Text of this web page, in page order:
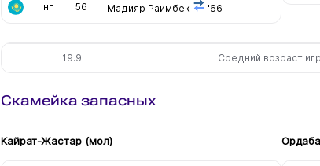
нп 56 Мадияр Раимбек '66
19.9 Средний возраст
Скамейка запасных
Кайрат-Жастар (мол)